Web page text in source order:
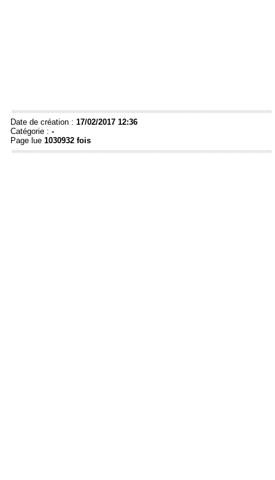
Date de création : 17/02/2017 12:36
Catégorie : -
Page lue 1030932 fois